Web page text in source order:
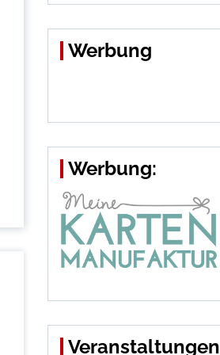
Werbung
Werbung:
Veranstaltungen